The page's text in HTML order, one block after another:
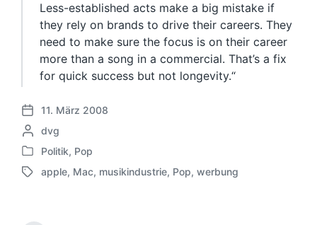
Less-established acts make a big mistake if
they rely on brands to drive their careers. They
need to make sure the focus is on their career
more than a song in a commercial. That’s a fix
for quick success but not longevity.“
V
e
r
f
11. März 2008
G
e
c
dvg
V
e
Politik, Pop
S
apple, Mac, musikindustrie, Pop, werbung